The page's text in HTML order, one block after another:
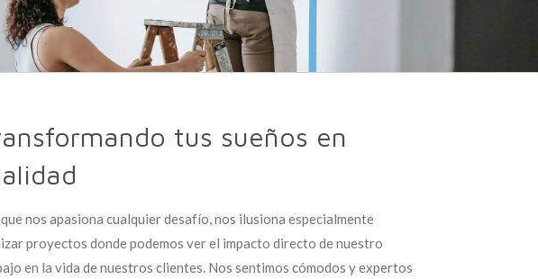
tus sueños en
nos apasiona cualquier desafío, nos ilusiona especialmente
proyectos donde podemos ver el impacto directo de nuestro
en la vida de nuestros clientes. Nos sentimos cómodos y expertos